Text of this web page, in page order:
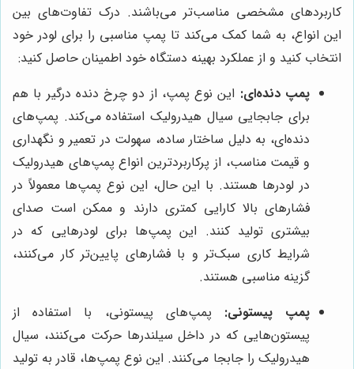
کاربردهای مشخصی مناسب‌تر می‌باشند. درک تفاوت‌های بین
این انواع، به شما کمک می‌کند تا پمپ مناسبی را برای لودر خود
انتخاب کنید و از عملکرد بهینه دستگاه خود اطمینان حاصل کنید:
پمپ دنده‌ای: این نوع پمپ، از دو چرخ دنده درگیر با هم
برای جابجایی سیال هیدرولیک استفاده می‌کند. پمپ‌های
دنده‌ای، به دلیل ساختار ساده، سهولت در تعمیر و نگهداری
و قیمت مناسب، از پرکاربردترین انواع پمپ‌های هیدرولیک
در لودرها هستند. با این حال، این نوع پمپ‌ها معمولاً در
فشارهای بالا کارایی کمتری دارند و ممکن است صدای
بیشتری تولید کنند. این پمپ‌ها برای لودرهایی که در
شرایط کاری سبک‌تر و با فشارهای پایین‌تر کار می‌کنند،
گزینه مناسبی هستند.
پمپ پیستونی: پمپ‌های پیستونی، با استفاده از
پیستون‌هایی که در داخل سیلندرها حرکت می‌کنند، سیال
هیدرولیک را جابجا می‌کنند. این نوع پمپ‌ها، قادر به تولید